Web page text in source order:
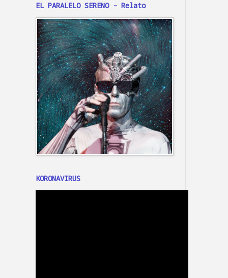
EL PARALELO SERENO - Relato
KORONAVIRUS